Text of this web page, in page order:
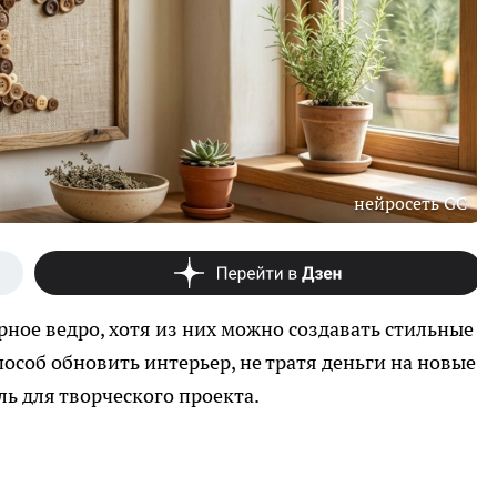
нейросеть GС
ведро, хотя из них можно создавать стильные
обновить интерьер, не тратя деньги на новые
для творческого проекта.